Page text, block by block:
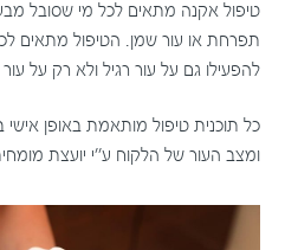
טיפול אקנה מתאים לכל מי שסובל
תפרחת או עור שמן. הטיפול מתאים לכל
להפעילו גם על עור רגיל ולא רק על
כל תוכנית טיפול מותאמת באופן
ומצב העור של הלקוח ע׳׳י יועצת